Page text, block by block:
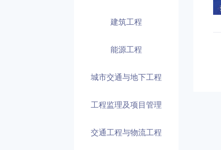
建筑工程
能源工程
城市交通与地下工程
工程监理及项目管理
交通工程与物流工程